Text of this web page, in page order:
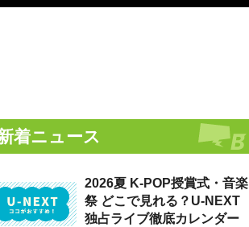
着ニュース
2026夏 K-POP授賞式・音楽
祭 どこで見れる？U-NEXT
独占ライブ徹底カレンダー